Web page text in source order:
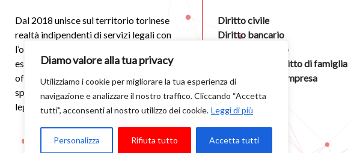
Diamo valore alla tua privacy
Utilizziamo i cookie per migliorare la tua esperienza di
navigazione e analizzare il nostro traffico. Cliccando “Accetta
tutti”, acconsenti al nostro utilizzo dei cookie. Leggi di più
Personalizza Rifiuta tutto Accetta tutti
Dal 2018 unisce sul territorio torinese
realtà indipendenti di servizi legali con
l’obiettivo di unire competenze ed
esperienze diverse nell’ambito legale,
offrendo così alla clientela assistenza
specialistica e integrata su vari aspetti
legali
Diritto civile
Diritto bancario
Diritto societario
Successione e diritto di famiglia
Diritto penale d'impresa